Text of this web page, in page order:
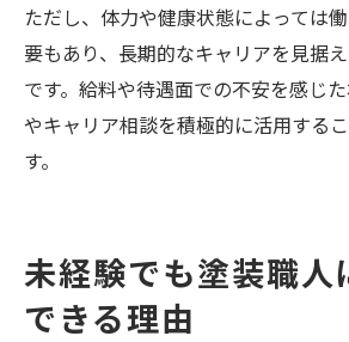
ただし、体力や健康状態によっては
要もあり、長期的なキャリアを見据
です。給料や待遇面での不安を感じ
やキャリア相談を積極的に活用する
す。
未経験でも塗装職人
できる理由